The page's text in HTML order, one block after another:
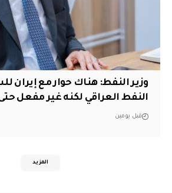
وزير النفط: هناك حوار مع إيران
النفط العراقي لكنه غير مفعل
قبل يومين
المزيد